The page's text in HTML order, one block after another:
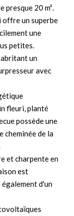
presque 20 m².
offre un superbe
une
petites.
abritant un
avec
fleuri, planté
possède une
cheminée de la
et charpente en
est
également d'un